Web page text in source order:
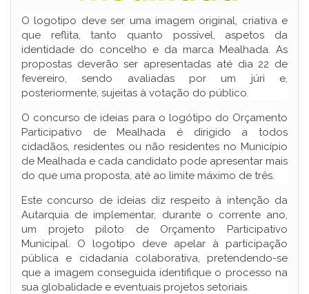
O logotipo deve ser uma imagem original, criativa e
que reflita, tanto quanto possível, aspetos da
identidade do concelho e da marca Mealhada. As
propostas deverão ser apresentadas até dia 22 de
fevereiro, sendo avaliadas por um júri e,
posteriormente, sujeitas à votação do público.
O concurso de ideias para o logótipo do Orçamento
Participativo de Mealhada é dirigido a todos
cidadãos, residentes ou não residentes no Município
de Mealhada e cada candidato pode apresentar mais
do que uma proposta, até ao limite máximo de três.
Este concurso de ideias diz respeito à intenção da
Autarquia de implementar, durante o corrente ano,
um projeto piloto de Orçamento Participativo
Municipal. O logotipo deve apelar à participação
pública e cidadania colaborativa, pretendendo-se
que a imagem conseguida identifique o processo na
sua globalidade e eventuais projetos setoriais.